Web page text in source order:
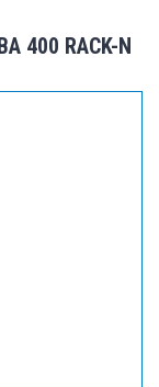
400 RACK-N